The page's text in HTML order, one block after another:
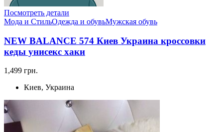
Посмотреть детали
Мода и СтильОдежда и обувьМужская обувь
NEW BALANCE 574 Киев Украина кроссовки
кеды унисекс хаки
1,499 грн.
Киев, Украина